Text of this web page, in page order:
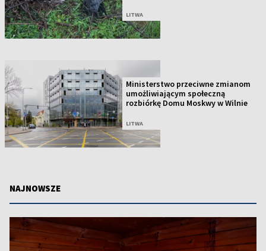
LITWA
Ministerstwo przeciwne zmianom
umożliwiającym społeczną
rozbiórkę Domu Moskwy w Wilnie
LITWA
NAJNOWSZE